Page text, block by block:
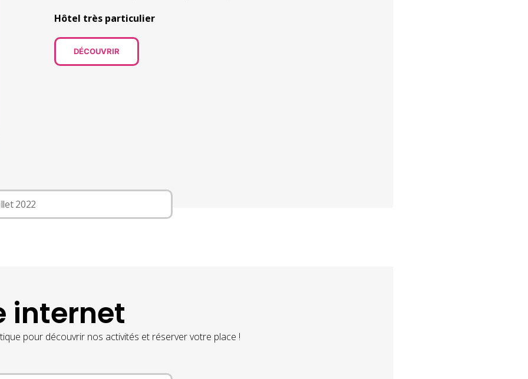
Hôtel très particulier
DÉCOUVRIR
2022
internet
pour découvrir nos activités et réserver votre place !